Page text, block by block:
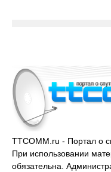
TTCOMM.ru - Портал о
При использовании
обязательна.